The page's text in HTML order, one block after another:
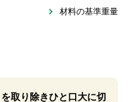
材料の基準重量
取り除きひと口大に切